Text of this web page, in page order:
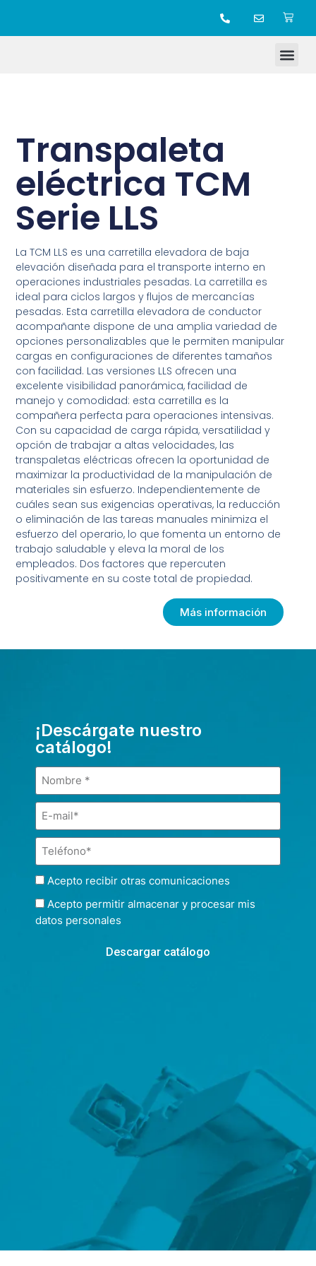
Transpaleta
eléctrica TCM
Serie LLS
La TCM LLS es una carretilla elevadora de baja
elevación diseñada para el transporte interno en
operaciones industriales pesadas. La carretilla es
ideal para ciclos largos y flujos de mercancías
pesadas. Esta carretilla elevadora de conductor
acompañante dispone de una amplia variedad de
opciones personalizables que le permiten manipular
cargas en configuraciones de diferentes tamaños
con facilidad. Las versiones LLS ofrecen una
excelente visibilidad panorámica, facilidad de
manejo y comodidad: esta carretilla es la
compañera perfecta para operaciones intensivas.
Con su capacidad de carga rápida, versatilidad y
opción de trabajar a altas velocidades, las
transpaletas eléctricas ofrecen la oportunidad de
maximizar la productividad de la manipulación de
materiales sin esfuerzo. Independientemente de
cuáles sean sus exigencias operativas, la reducción
o eliminación de las tareas manuales minimiza el
esfuerzo del operario, lo que fomenta un entorno de
trabajo saludable y eleva la moral de los
empleados. Dos factores que repercuten
positivamente en su coste total de propiedad.
Más información
¡Descárgate nuestro
catálogo!
Acepto recibir otras comunicaciones
Acepto permitir almacenar y procesar mis
datos personales
Descargar catálogo